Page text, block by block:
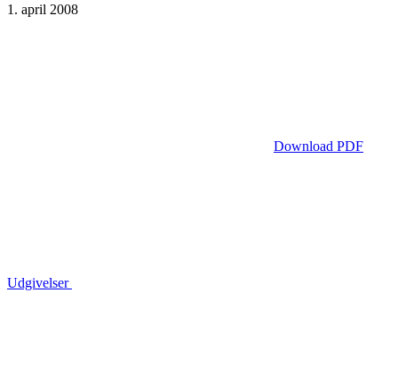
1. april 2008
Download PDF
Udgivelser